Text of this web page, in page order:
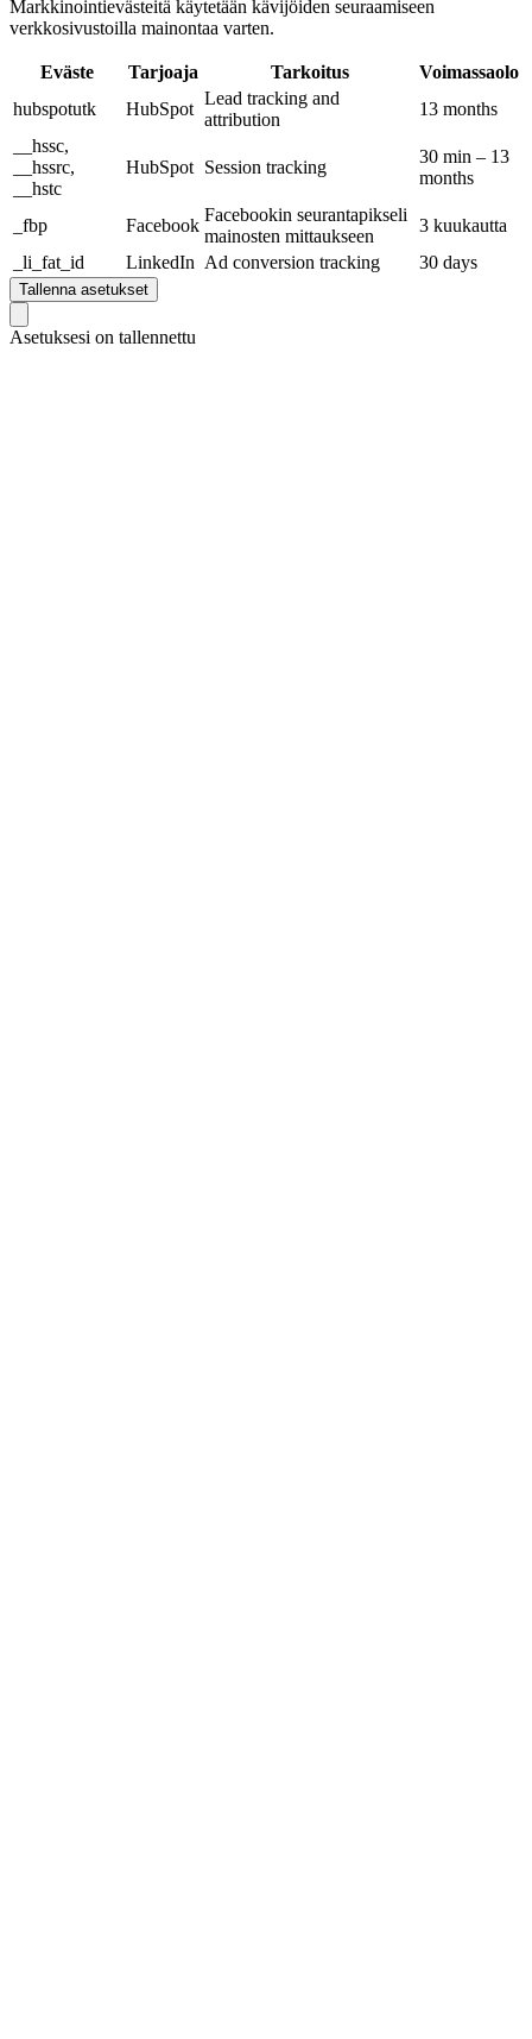
Markkinointievästeitä käytetään kävijöiden seuraamiseen
verkkosivustoilla mainontaa varten.
Eväste Tarjoaja Tarkoitus
Voimassaolo
hubspotutk
HubSpot
Lead tracking and
attribution
13 months
__hssc,
__hssrc,
__hstc
HubSpot Session tracking
30 min – 13
months
_fbp Facebook
Facebookin seurantapikseli
mainosten mittaukseen
3 kuukautta
_li_fat_id
LinkedIn Ad conversion tracking 30 days
Tallenna asetukset
Asetuksesi on tallennettu